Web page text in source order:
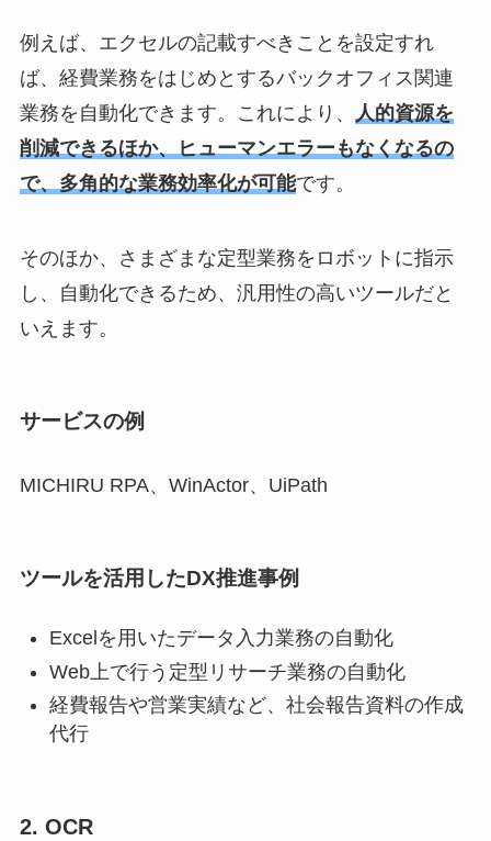
例えば、エクセルの記載すべきことを設定すれ
ば、経費業務をはじめとするバックオフィス関連
業務を自動化できます。これにより、 人的資源を
削減できるほか、ヒューマンエラーもなくなるの
で、多角的な業務効率化が可能です。
そのほか、さまざまな定型業務をロボットに指示
し、自動化できるため、汎用性の高いツールだと
いえます。
サービスの例
MICHIRU RPA、WinActor、UiPath
ツールを活用したDX推進事例
Excelを用いたデータ入力業務の自動化
Web上で行う定型リサーチ業務の自動化
経費報告や営業実績など、社会報告資料の作成
代行
2. OCR